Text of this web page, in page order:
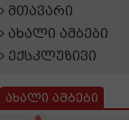
მთავარი
ახალი ამბები
ექსკლუზივი
ახალი ამბები